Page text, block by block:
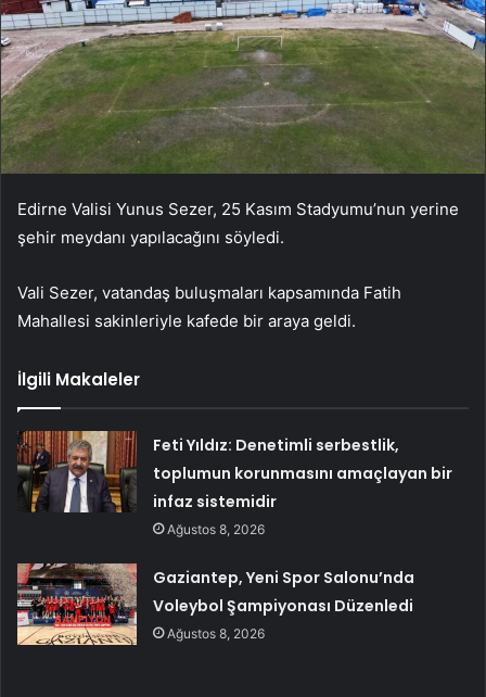
Edirne Valisi Yunus Sezer, 25 Kasım Stadyumu’nun yerine
şehir meydanı yapılacağını söyledi.
Vali Sezer, vatandaş buluşmaları kapsamında Fatih
Mahallesi sakinleriyle kafede bir araya geldi.
İlgili Makaleler
Feti Yıldız: Denetimli serbestlik,
toplumun korunmasını amaçlayan bir
infaz sistemidir
Ağustos 8, 2026
Gaziantep, Yeni Spor Salonu’nda
Voleybol Şampiyonası Düzenledi
Ağustos 8, 2026